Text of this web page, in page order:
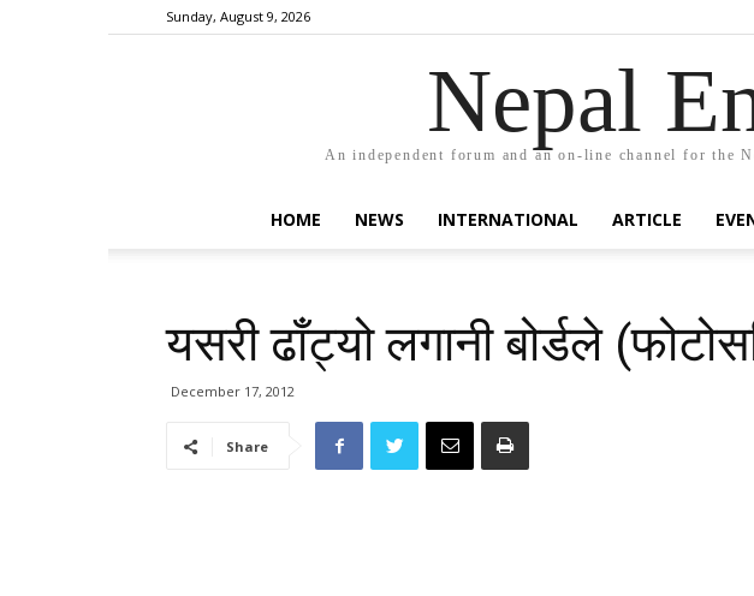
Sunday, August 9, 2026
Nepal
An independent forum and an on-line channel for the
HOME NEWS INTERNATIONAL ARTICLE
यसरी ढाँट्यो लगानी बोर्डले
December 17, 2012
Share